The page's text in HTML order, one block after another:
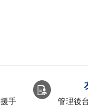
手
管理後